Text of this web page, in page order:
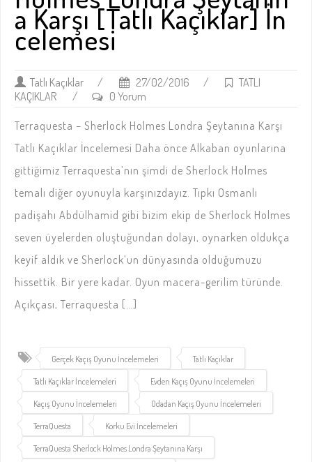
a Karşı [Tatlı Kaçıklar] İn
celemesi
Tatlı Kaçıklar / 27/02/2016 /
TATLI
KAÇIKLAR
/ 0 Yorum
Terraquesta – Sherlock Holmes Londra Şeytanına Karşı
Tatlı Kaçıklar İncelemesi Daha önce Alkaban oyunlarına
gittiğimiz Terraquesta’nın şimdi de Sherlock Holmes
temalı diğer oyunuyla karşınızdayız. Tıpkı Osmanlı
padişahı Abdülhamid gibi bizim ekip de Sherlock Holmes
seven üyelerden oluştuğundan dolayı, oynarken oldukça
keyif aldık ve Sherlock’un dünyasında olduğumuzu
hissettik. Bir yere kadar. Oyun macera-gerilim türünde.
Açıkçası, Terraquesta […]
Gerçek Kaçış Oyunu İncelemeleri Tatlı Kaçıklar
Tatlı Kaçıklar İncelemeleri Evden Kaçış Oyunu İncelemeleri
Kaçış Oyunu İncelemeleri Odadan Kaçış Oyunu İncelemeleri
TerraQuesta Korku Evi İncelemeleri
TerraQuesta Sherlock Holmes Londra Şeytanına Karşı